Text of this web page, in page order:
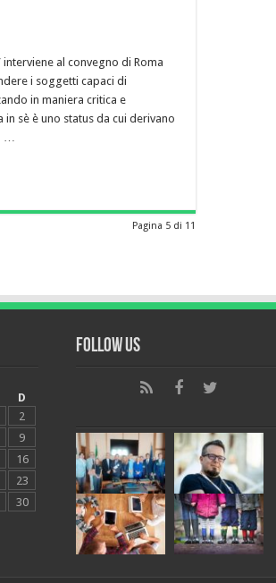
al convegno di Roma
i soggetti capaci di
in maniera critica e
in sè è uno status da cui derivano
…
Pagina 5 di 11
D
2
9
16
23
30
Follow Us